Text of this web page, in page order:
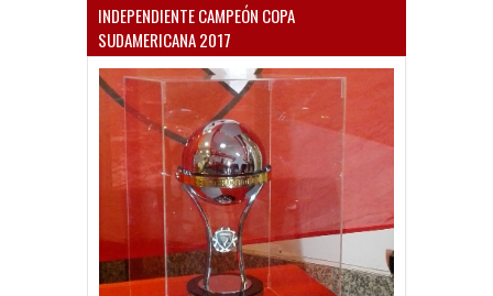
INDEPENDIENTE CAMPEÓN COPA
SUDAMERICANA 2017